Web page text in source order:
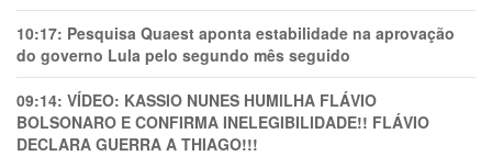
10:17: Pesquisa Quaest aponta estabilidade na aprovação
do governo Lula pelo segundo mês seguido
09:14: VÍDEO: KASSIO NUNES HUMlLHA FLÁVIO
BOLSONARO E CONFIRMA INELEGIBILIDADE!! FLÁVIO
DECLARA GUERRA A THIAGO!!!